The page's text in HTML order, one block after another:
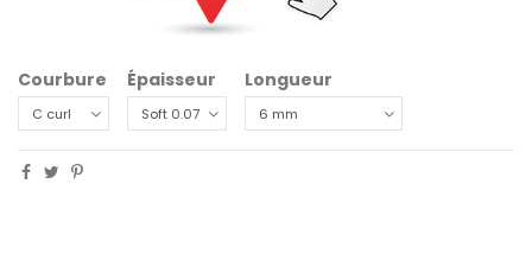
Courbure Épaisseur Longueur